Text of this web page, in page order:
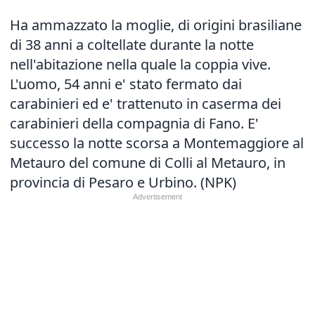
Ha ammazzato la moglie, di origini brasiliane
di 38 anni a coltellate durante la notte
nell'abitazione nella quale la coppia vive.
L'uomo, 54 anni e' stato fermato dai
carabinieri ed e' trattenuto in caserma dei
carabinieri della compagnia di Fano. E'
successo la notte scorsa a Montemaggiore al
Metauro del comune di Colli al Metauro, in
provincia di Pesaro e Urbino. (NPK)